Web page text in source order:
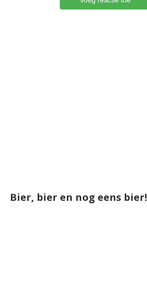
Bier, bier en nog eens bier!